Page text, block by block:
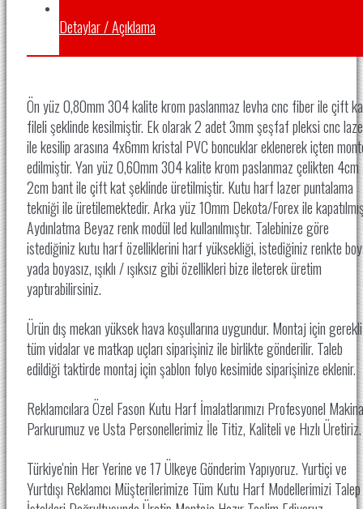
Detaylar / Açıklama
Ön yüz 0,80mm 304 kalite krom paslanmaz levha cnc fiber ile çift
fileli şeklinde kesilmiştir. Ek olarak 2 adet 3mm şeşfaf pleksi cnc
ile kesilip arasına 4x6mm kristal PVC boncuklar eklenerek içten
edilmiştir. Yan yüz 0,60mm 304 kalite krom paslanmaz çelikten 4cm
2cm bant ile çift kat şeklinde üretilmiştir. Kutu harf lazer puntalama
tekniği ile üretilemektedir. Arka yüz 10mm Dekota/Forex ile
Aydınlatma Beyaz renk modül led kullanılmıştır. Talebinize göre
istediğiniz kutu harf özelliklerini harf yüksekliği, istediğiniz renkte
yada boyasız, ışıklı / ışıksız gibi özellikleri bize ileterek üretim
yaptırabilirsiniz.
Ürün dış mekan yüksek hava koşullarına uygundur. Montaj için gerekli
tüm vidalar ve matkap uçları siparişiniz ile birlikte gönderilir. Taleb
edildiği taktirde montaj için şablon folyo kesimide siparişinize eklenir.
Reklamcılara Özel Fason Kutu Harf İmalatlarımızı Profesyonel Makina
Parkurumuz ve Usta Personellerimiz İle Titiz, Kaliteli ve Hızlı
Türkiye'nin Her Yerine ve 17 Ülkeye Gönderim Yapıyoruz. Yurtiçi ve
Yurtdışı Reklamcı Müşterilerimize Tüm Kutu Harf Modellerimizi